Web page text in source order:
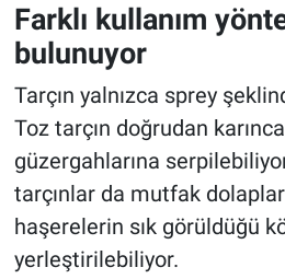
Farklı kullanım
bulunuyor
Tarçın yalnızca sprey
Toz tarçın doğrudan
güzergahlarına
tarçınlar da mutfak
haşerelerin sık görüldüğü
yerleştirilebiliyor.